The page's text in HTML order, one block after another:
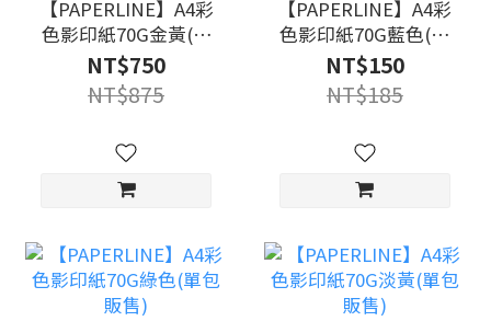
【PAPERLINE】A4彩
色影印紙70G金黃(箱
購)
NT$750
NT$875
【PAPERLINE】A4彩
色影印紙70G藍色(單
包販售)
NT$150
NT$185